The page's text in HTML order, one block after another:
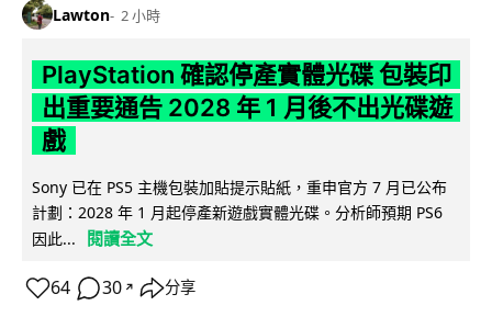
Lawton 2 小時
PlayStation 確認停產實體光碟 包裝印
出重要通告 2028 年 1 月後不出光碟遊
戲
Sony 已在 PS5 主機包裝加貼提示貼紙，重申官方 7 月已公布
計劃：2028 年 1 月起停產新遊戲實體光碟。分析師預期 PS6
因此...
閱讀全文
64 30 ↗ 分享